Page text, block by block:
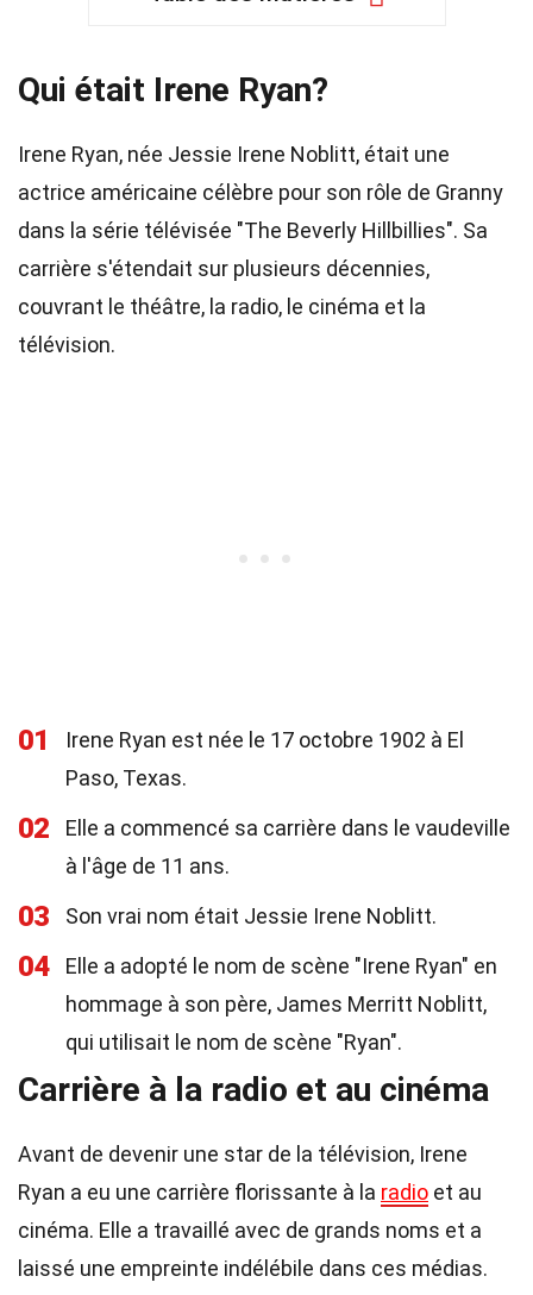
Qui était Irene Ryan?
Irene Ryan, née Jessie Irene Noblitt, était une
actrice américaine célèbre pour son rôle de Granny
dans la série télévisée "The Beverly Hillbillies". Sa
carrière s'étendait sur plusieurs décennies,
couvrant le théâtre, la radio, le cinéma et la
télévision.
01
Irene Ryan est née le 17 octobre 1902 à El
Paso, Texas.
02
Elle a commencé sa carrière dans le vaudeville
à l'âge de 11 ans.
03 Son vrai nom était Jessie Irene Noblitt.
04
Elle a adopté le nom de scène "Irene Ryan" en
hommage à son père, James Merritt Noblitt,
qui utilisait le nom de scène "Ryan".
Carrière à la radio et au cinéma
Avant de devenir une star de la télévision, Irene
Ryan a eu une carrière florissante à la radio et au
cinéma. Elle a travaillé avec de grands noms et a
laissé une empreinte indélébile dans ces médias.